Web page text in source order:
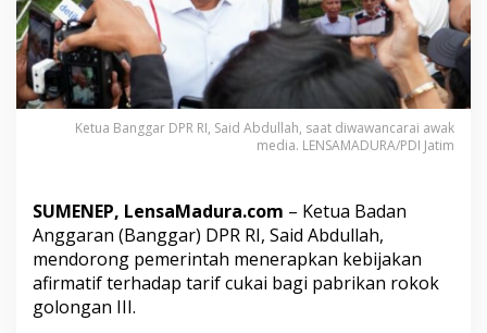
P
m
e
r
i
n
T
r
a
p
Ketua Banggar DPR RI, Said Abdullah, saat diwawancarai awak
media. LENSAMADURA/PDI Jatim
SUMENEP, LensaMadura.com – Ketua Badan
Anggaran (Banggar) DPR RI, Said Abdullah,
mendorong pemerintah menerapkan kebijakan
afirmatif terhadap tarif cukai bagi pabrikan rokok
golongan III.